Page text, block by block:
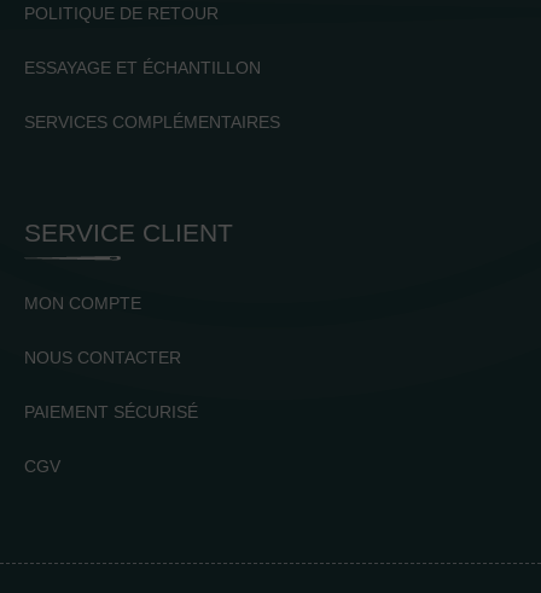
POLITIQUE DE RETOUR
ESSAYAGE ET ÉCHANTILLON
SERVICES COMPLÉMENTAIRES
SERVICE CLIENT
MON COMPTE
NOUS CONTACTER
PAIEMENT SÉCURISÉ
CGV